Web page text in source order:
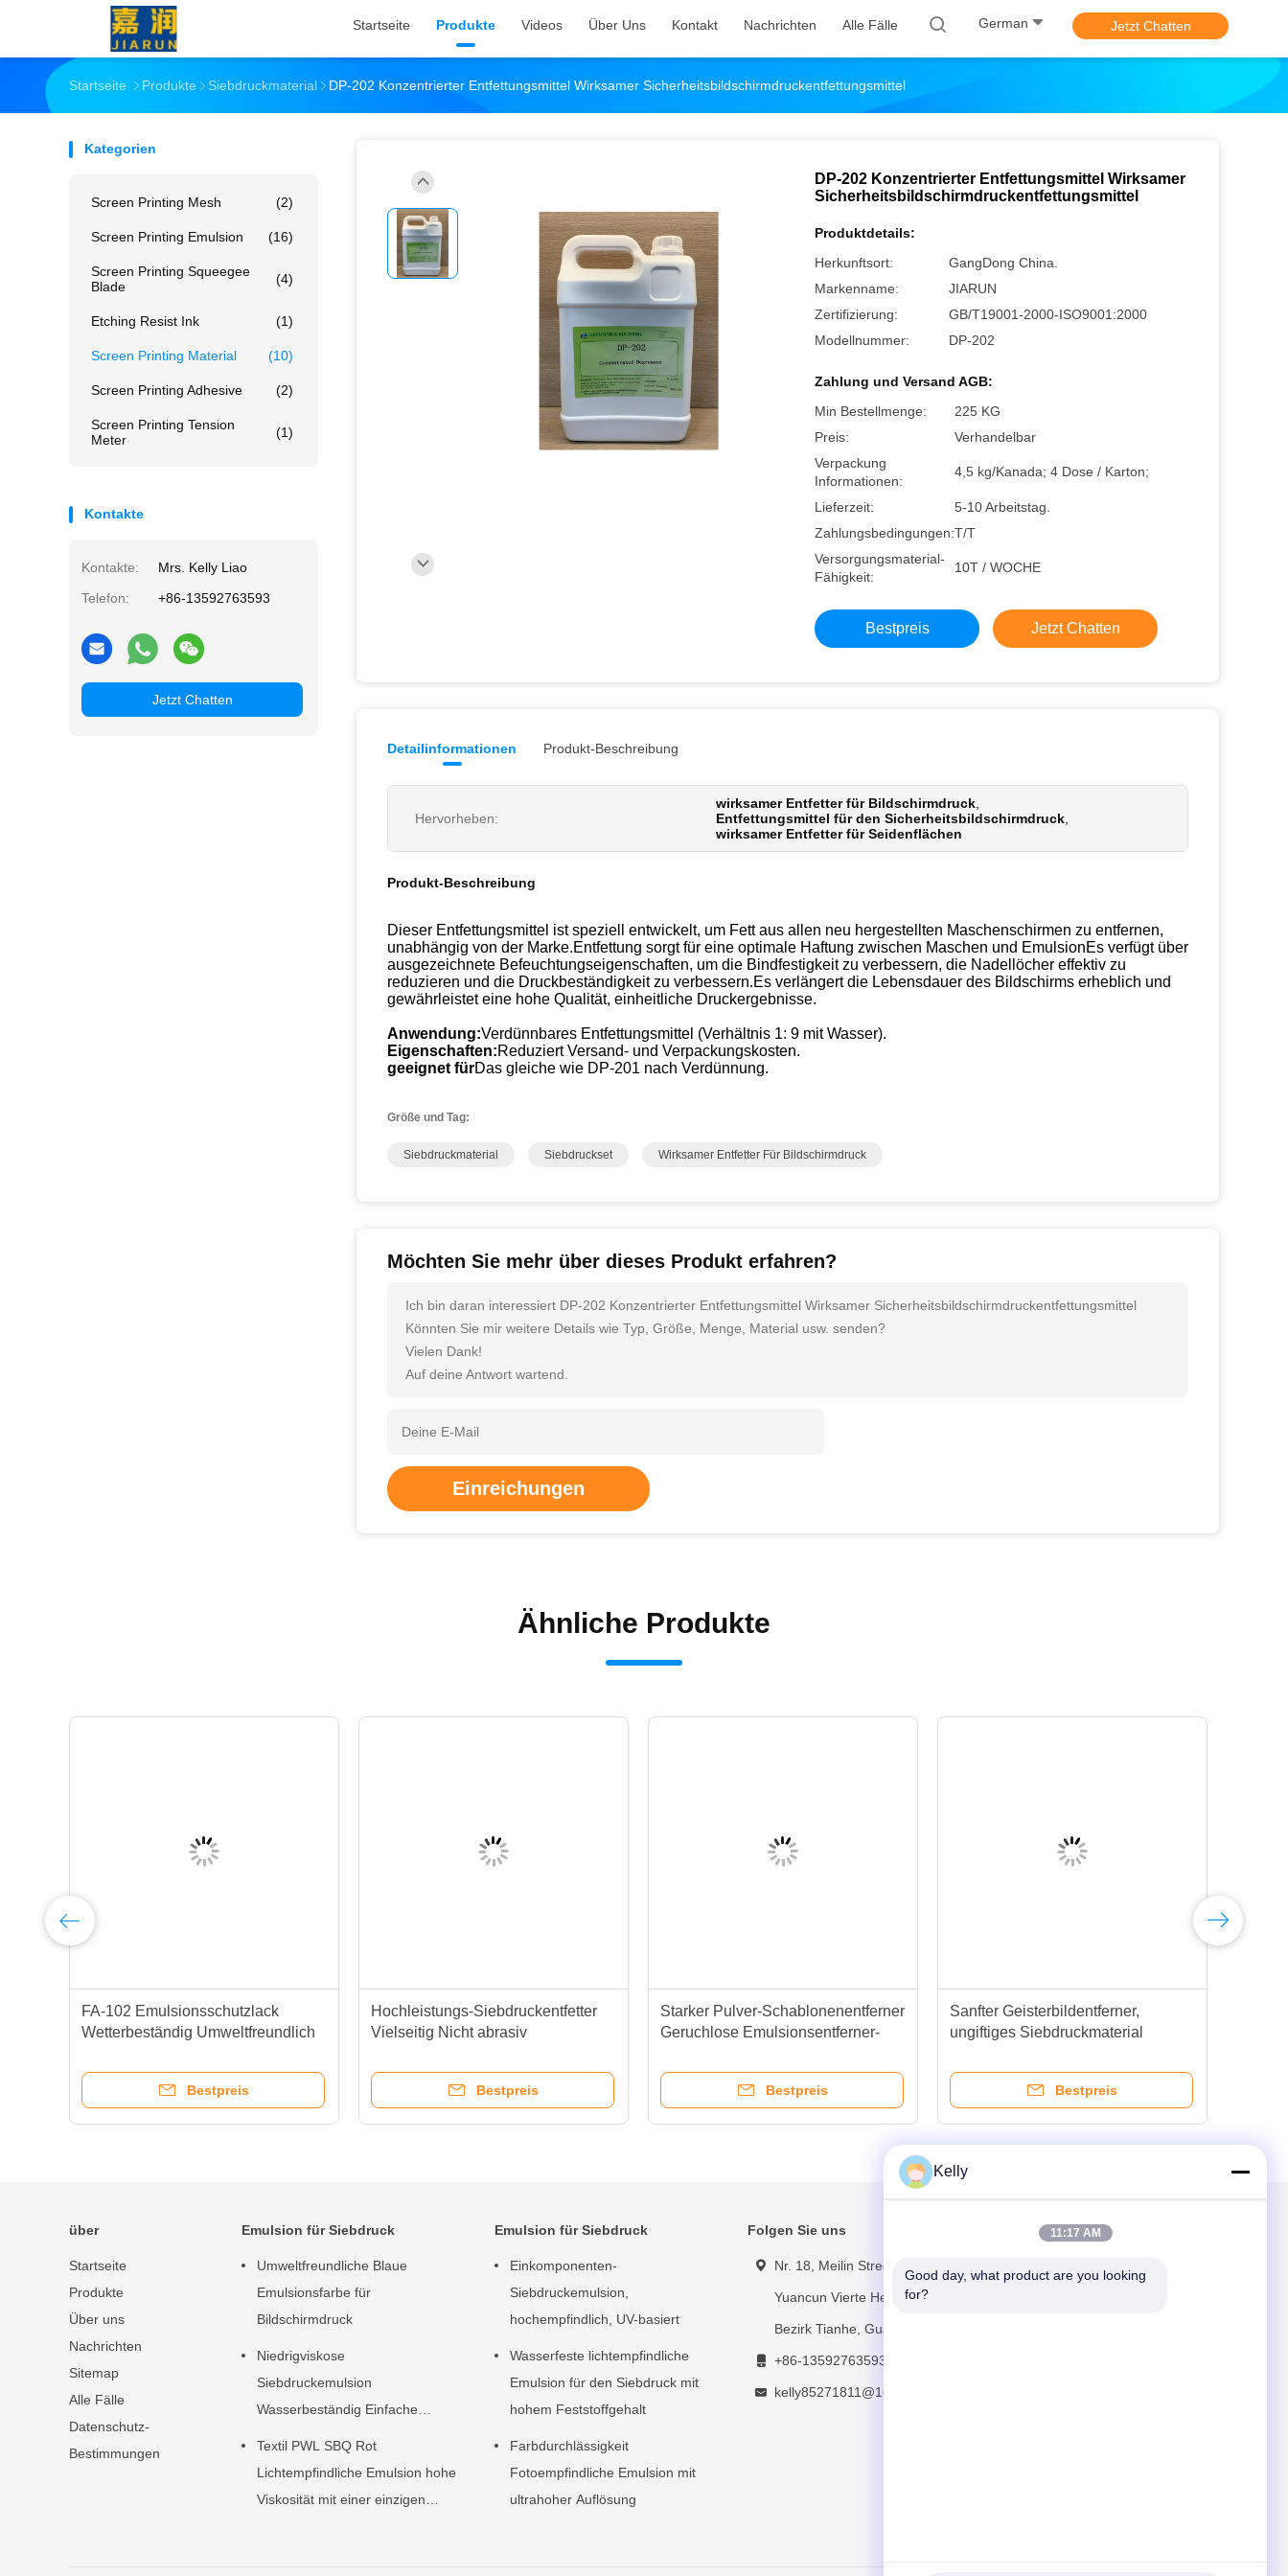
Startseite Produkte Videos Über Uns Kontakt Nachrichten Alle Fälle German Jetzt Chatten
Startseite Produkte Siebdruckmaterial DP-202 Konzentrierter Entfettungsmittel Wirksamer Sicherheitsbildschirmdruckentfettungsmittel
Kategorien
Screen Printing Mesh (2)
Screen Printing Emulsion (16)
Screen Printing Squeegee
Blade
(4)
Etching Resist Ink (1)
Screen Printing Material (10)
Screen Printing Adhesive (2)
Screen Printing Tension
Meter
(1)
Kontakte
Kontakte:
Mrs. Kelly Liao
Telefon:
+86-13592763593
Jetzt Chatten
DP-202 Konzentrierter Entfettungsmittel Wirksamer
Sicherheitsbildschirmdruckentfettungsmittel
Produktdetails:
Herkunftsort:
GangDong China.
Markenname:
JIARUN
Zertifizierung:
GB/T19001-2000-ISO9001:2000
Modellnummer:
DP-202
Zahlung und Versand AGB:
Min Bestellmenge:
225 KG
Preis:
Verhandelbar
Verpackung
Informationen:
4,5 kg/Kanada; 4 Dose / Karton;
Lieferzeit:
5-10 Arbeitstag.
Zahlungsbedingungen:T/T
Versorgungsmaterial-
Fähigkeit:
10T / WOCHE
Bestpreis Jetzt Chatten
Detailinformationen Produkt-Beschreibung
Hervorheben:
wirksamer Entfetter für Bildschirmdruck
Entfettungsmittel für den Sicherheitsbildschirmdruck
wirksamer Entfetter für Seidenflächen
Produkt-Beschreibung
Dieser Entfettungsmittel ist speziell entwickelt, um Fett aus allen neu hergestellten Maschenschirmen zu entfernen,
unabhängig von der Marke.Entfettung sorgt für eine optimale Haftung zwischen Maschen und EmulsionEs verfügt über
ausgezeichnete Befeuchtungseigenschaften, um die Bindfestigkeit zu verbessern, die Nadellöcher effektiv zu
reduzieren und die Druckbeständigkeit zu verbessern.Es verlängert die Lebensdauer des Bildschirms erheblich und
gewährleistet eine hohe Qualität, einheitliche Druckergebnisse.
Anwendung:Verdünnbares Entfettungsmittel (Verhältnis 1: 9 mit Wasser).
Eigenschaften:Reduziert Versand- und Verpackungskosten.
geeignet fürDas gleiche wie DP-201 nach Verdünnung.
Größe und Tag:
Siebdruckmaterial Siebdruckset Wirksamer Entfetter Für Bildschirmdruck
Möchten Sie mehr über dieses Produkt erfahren?
Ich bin daran interessiert DP-202 Konzentrierter Entfettungsmittel Wirksamer Sicherheitsbildschirmdruckentfettungsmittel
Könnten Sie mir weitere Details wie Typ, Größe, Menge, Material usw. senden?
Vielen Dank!
Auf deine Antwort wartend.
Einreichungen
Ähnliche Produkte
FA-102 Emulsionsschutzlack
Wetterbeständig Umweltfreundlich
Bestpreis
Hochleistungs-Siebdruckentfetter
Vielseitig Nicht abrasiv
Bestpreis
Starker Pulver-Schablonenentferner
Geruchlose Emulsionsentferner-
Bestpreis
Sanfter Geisterbildentferner,
ungiftiges Siebdruckmaterial
Bestpreis
über
Startseite
Produkte
Über uns
Nachrichten
Sitemap
Alle Fälle
Datenschutz-
Bestimmungen
Emulsion für Siebdruck
Umweltfreundliche Blaue
Emulsionsfarbe für
Bildschirmdruck
Niedrigviskose
Siebdruckemulsion
Wasserbeständig Einfache
Textil PWL SBQ Rot
Lichtempfindliche Emulsion hohe
Viskosität mit einer einzigen
Emulsion für Siebdruck
Einkomponenten-
Siebdruckemulsion,
hochempfindlich, UV-basiert
Wasserfeste lichtempfindliche
Emulsion für den Siebdruck mit
hohem Feststoffgehalt
Farbdurchlässigkeit
Fotoempfindliche Emulsion mit
ultrahoher Auflösung
Folgen Sie uns
Nr. 18, Meilin Street,
Yuancun Vierte Heng Road,
Bezirk Tianhe, Guangzhou
+86-13592763593
kelly85271811@163.com
Mailen Sie uns
Kelly
11:17 AM
Good day, what product are you looking
for?